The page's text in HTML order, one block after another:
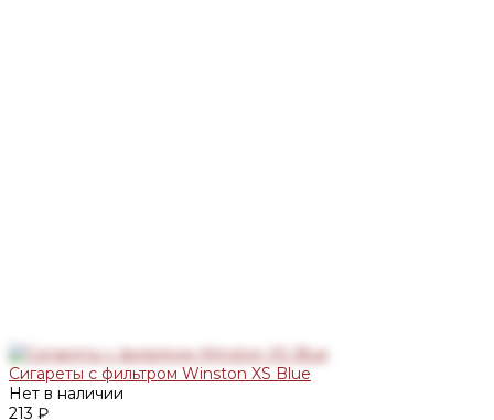
Сигареты с фильтром Winston XS Blue
Нет в наличии
213 ₽